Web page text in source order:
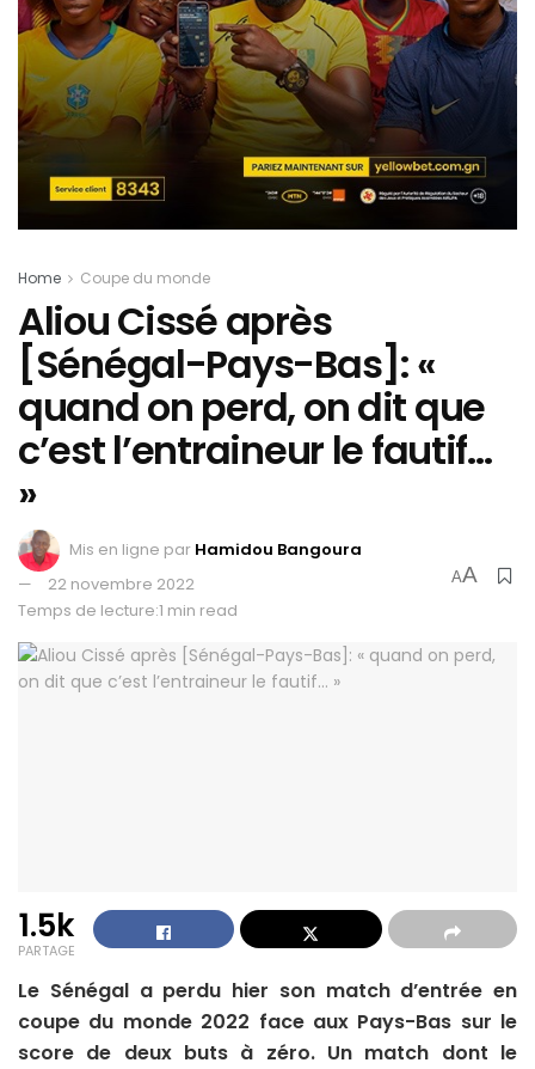
Home Coupe du monde
Aliou Cissé après
[Sénégal-Pays-Bas]: «
quand on perd, on dit que
c’est l’entraineur le fautif…
»
Mis en ligne par Hamidou Bangoura
22 novembre 2022
Temps de lecture:1 min read
AA
1.5k
PARTAGE
Le Sénégal a perdu hier son match d’entrée en
coupe du monde 2022 face aux Pays-Bas sur le
score de deux buts à zéro. Un match dont le